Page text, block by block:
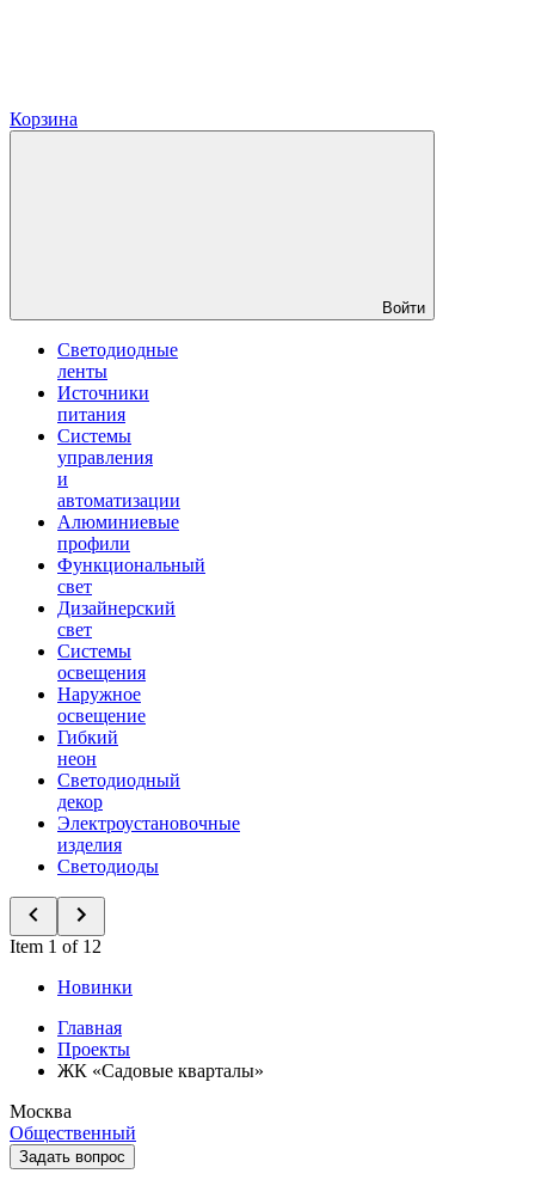
Корзина
Войти
Светодиодные
ленты
Источники
питания
Системы
управления
и
автоматизации
Алюминиевые
профили
Функциональный
свет
Дизайнерский
свет
Системы
освещения
Наружное
освещение
Гибкий
неон
Светодиодный
декор
Электроустановочные
изделия
Светодиоды
Item 1 of 12
Новинки
Главная
Проекты
ЖК «Садовые кварталы»
Москва
Общественный
Задать вопрос